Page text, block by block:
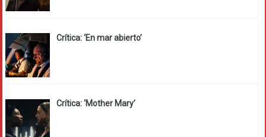
Crítica: ‘En mar abierto’
Crítica: ‘Mother Mary’